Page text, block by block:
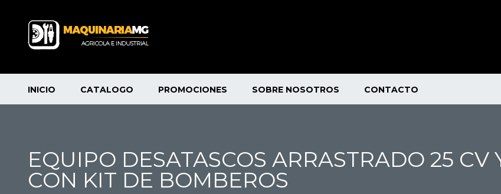
INICIO CATALOGO PROMOCIONES SOBRE NOSOTROS CONTACTO
EQUIPO DESATASCOS ARRASTRADO 25
CON KIT DE BOMBEROS